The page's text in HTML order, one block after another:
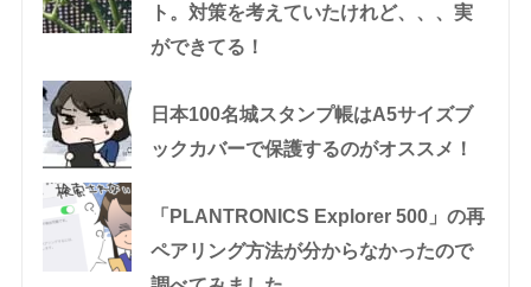
ト。対策を考えていたけれど、、、実
ができてる！
日本100名城スタンプ帳はA5サイズブ
ックカバーで保護するのがオススメ！
「PLANTRONICS Explorer 500」の再
ペアリング方法が分からなかったので